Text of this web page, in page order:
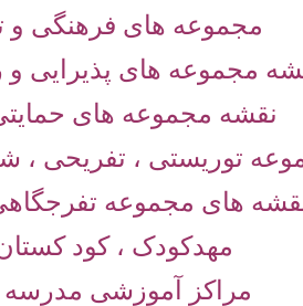
مجموعه های فرهنگی و
مجموعه های پذیرایی
نقشه مجموعه های حمایتی
توریستی ، تفریحی ،
های مجموعه
مهدکودک ، کود
مراکز آموزشی مدرسه